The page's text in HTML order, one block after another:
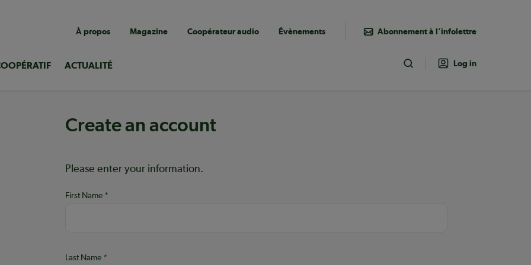
Navigation
utilitaire
À propos Magazine Coopérateur audio Évènements Abonnement à l’infolettre
ACTUALITÉ Toggle Search
Log in
Create an account
Help:
Please enter your information.
First Name
Last Name